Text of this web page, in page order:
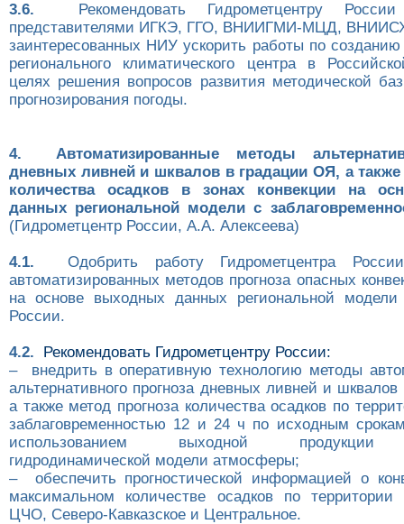
3.6. Рекомендовать Гидрометцентру
представителями ИГКЭ, ГГО, ВНИИГМИ-МЦД,
заинтересованных НИУ ускорить работы по созданию
регионального климатического центра в
целях решения вопросов развития методической
прогнозирования погоды.
4. Автоматизированные методы
дневных ливней и шквалов в градации ОЯ, а
количества осадков в зонах конвекции на
данных региональной модели с
(Гидрометцентр России, А.А. Алексеева)
4.1. Одобрить работу Гидрометцентра
автоматизированных методов прогноза опасных
на основе выходных данных региональной модели
России.
4.2.
Рекомендовать Гидрометцентру России:
– внедрить в оперативную технологию методы
альтернативного прогноза дневных ливней и
а также метод прогноза количества осадков по
заблаговременностью 12 и 24 ч по исходным
использованием выходной продукции
гидродинамической модели атмосферы;
– обеспечить прогностической информацией о
максимальном количестве осадков по
ЦЧО, Северо-Кавказское и Центральное.